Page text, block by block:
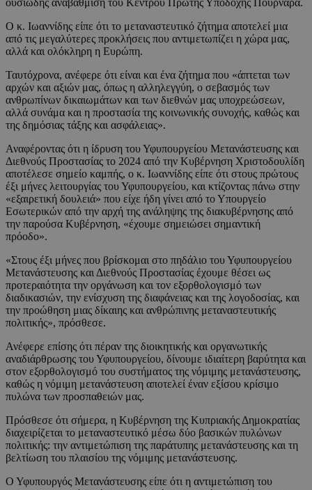
ουσιώδης αναβάθμιση του Κέντρου Πρώτης Υποδοχής Πουρνάρα.
Ο κ. Ιωαννίδης είπε ότι το μεταναστευτικό ζήτημα αποτελεί μια
από τις μεγαλύτερες προκλήσεις που αντιμετωπίζει η χώρα μας,
αλλά και ολόκληρη η Ευρώπη.
Ταυτόχρονα, ανέφερε ότι είναι και ένα ζήτημα που «άπτεται των
αρχών και αξιών μας, όπως η αλληλεγγύη, ο σεβασμός των
ανθρωπίνων δικαιωμάτων και των διεθνών μας υποχρεώσεων,
αλλά συνάμα και η προστασία της κοινωνικής συνοχής, καθώς και
της δημόσιας τάξης και ασφάλειας».
Αναφέροντας ότι η ίδρυση του Υφυπουργείου Μετανάστευσης και
Διεθνούς Προστασίας το 2024 από την Κυβέρνηση Χριστοδουλίδη
αποτέλεσε σημείο καμπής, ο κ. Ιωαννίδης είπε ότι στους πρώτους
έξι μήνες λειτουργίας του Υφυπουργείου, και κτίζοντας πάνω στην
«εξαιρετική δουλειά» που είχε ήδη γίνει από το Υπουργείο
Εσωτερικών από την αρχή της ανάληψης της διακυβέρνησης από
την παρούσα Κυβέρνηση, «έχουμε σημειώσει σημαντική
πρόοδο».
«Στους έξι μήνες που βρίσκομαι στο πηδάλιο του Υφυπουργείου
Μετανάστευσης και Διεθνούς Προστασίας έχουμε θέσει ως
προτεραιότητα την οργάνωση και τον εξορθολογισμό των
διαδικασιών, την ενίσχυση της διαφάνειας και της λογοδοσίας, και
την προώθηση μιας δίκαιης και ανθρώπινης μεταναστευτικής
πολιτικής», πρόσθεσε.
Ανέφερε επίσης ότι πέραν της διοικητικής και οργανωτικής
αναδιάρθρωσης του Υφυπουργείου, δίνουμε ιδιαίτερη βαρύτητα και
στον εξορθολογισμό του συστήματος της νόμιμης μετανάστευσης,
καθώς η νόμιμη μετανάστευση αποτελεί έναν εξίσου κρίσιμο
πυλώνα των προσπαθειών μας.
Πρόσθεσε ότι σήμερα, η Κυβέρνηση της Κυπριακής Δημοκρατίας
διαχειρίζεται το μεταναστευτικό μέσω δύο βασικών πυλώνων
πολιτικής: την αντιμετώπιση της παράτυπης μετανάστευσης και τη
βελτίωση του πλαισίου της νόμιμης μετανάστευσης.
Ο Υφυπουργός Μετανάστευσης είπε ότι η αντιμετώπιση του